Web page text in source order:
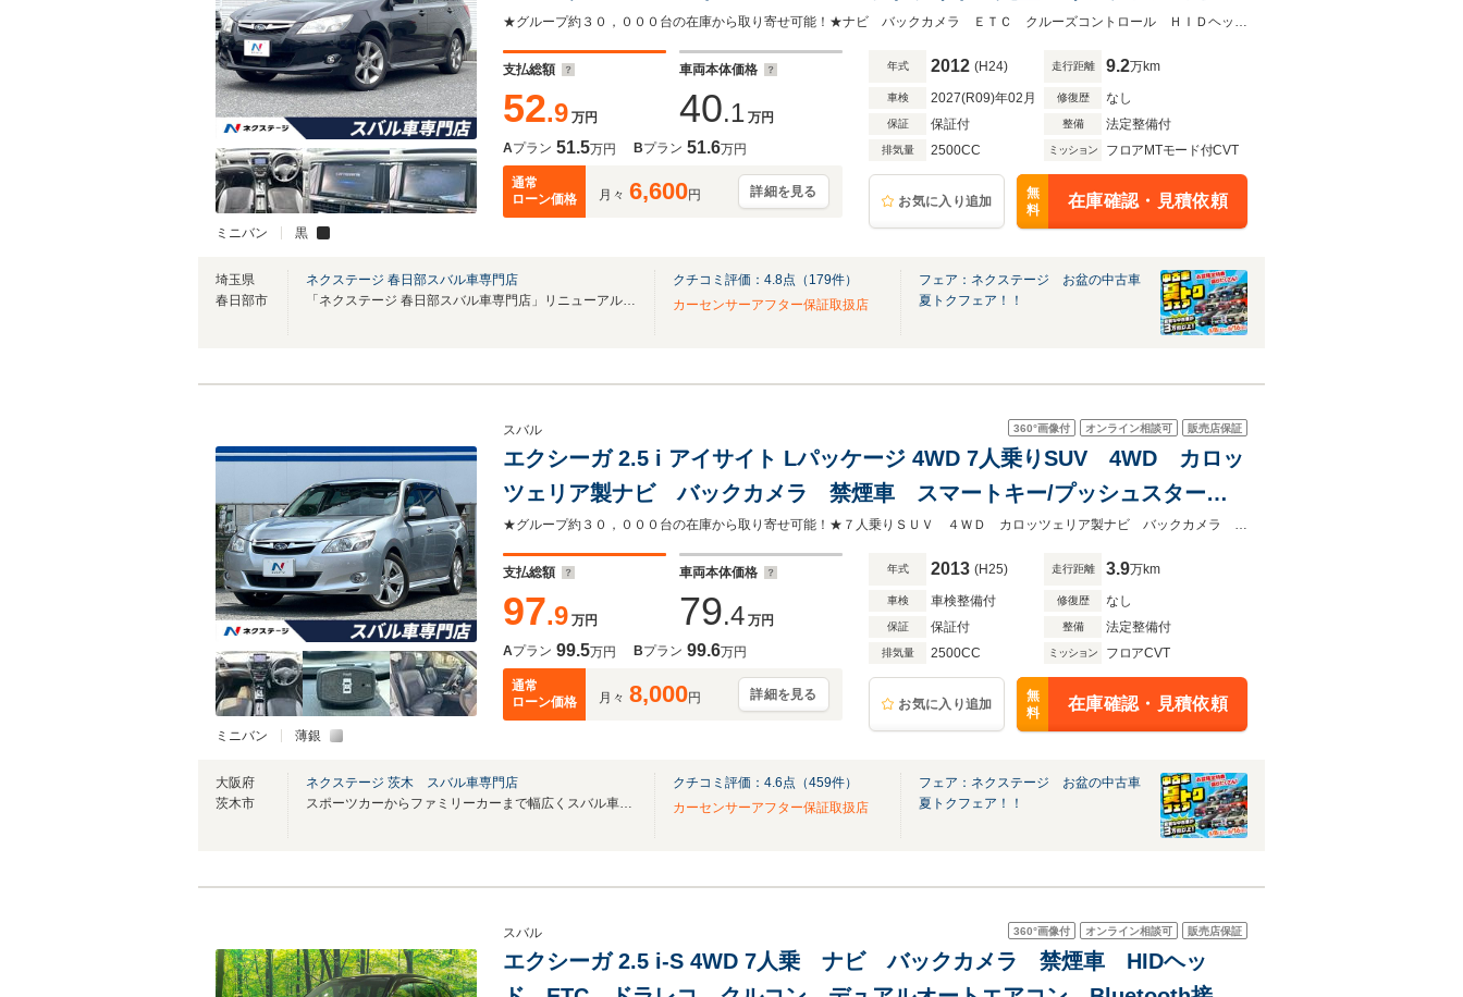
ミニバン 黒
ール パワーシート キーレスアクセス プッシュスタート クリアビュー
パック デュアルオートエアコン
★グループ約３０，０００台の在庫から取り寄せ可能！★ナビ バックカメラ ＥＴＣ クルーズコントロール ＨＩＤヘッドライト 純正１７インチアルミホイール
支払総額
52.9 万円
車両本体価格
40.1 万円
Aプラン 51.5万円 Bプラン 51.6万円
通常
ローン価格
月々 6,600円 詳細を見る
年式 2012 (H24) 走行距離 9.2万km
車検 2027(R09)年02月 修復歴 なし
保証 保証付 整備 法定整備付
排気量 2500CC ミッション フロアMTモード付CVT
お気に入り追加
無
料
在庫確認・見積依頼
埼玉県
春日部市
ネクステージ 春日部スバル車専門店
「ネクステージ 春日部スバル車専門店」リニューアルオープン！
クチコミ評価： 4.8点（ 179件）
カーセンサーアフター保証取扱店
フェア：ネクステージ お盆の中古車
夏トクフェア！！
ミニバン 薄銀
360°画像付 オンライン相談可 販売店保証
スバル
エクシーガ 2.5 i アイサイト Lパッケージ 4WD 7人乗りSUV 4WD カロッ
ツェリア製ナビ バックカメラ 禁煙車 スマートキー/プッシュスター
ト ドライブレコーダー ETC HIDヘッドライト 純正17インチアルミホ
イール 横滑り防止機能
★グループ約３０，０００台の在庫から取り寄せ可能！★７人乗りＳＵＶ ４ＷＤ カロッツェリア製ナビ バックカメラ 禁煙車 スマートキー／プッシュスタート
支払総額
97.9 万円
車両本体価格
79.4 万円
Aプラン 99.5万円 Bプラン 99.6万円
通常
ローン価格
月々 8,000円 詳細を見る
年式 2013 (H25) 走行距離 3.9万km
車検 車検整備付 修復歴 なし
保証 保証付 整備 法定整備付
排気量 2500CC ミッション フロアCVT
お気に入り追加
無
料
在庫確認・見積依頼
大阪府
茨木市
ネクステージ 茨木 スバル車専門店
スポーツカーからファミリーカーまで幅広くスバル車を取り揃えております。
クチコミ評価： 4.6点（459件）
カーセンサーアフター保証取扱店
フェア：ネクステージ お盆の中古車
夏トクフェア！！
360°画像付 オンライン相談可 販売店保証
スバル
エクシーガ 2.5 i-S 4WD 7人乗 ナビ バックカメラ 禁煙車 HIDヘッ